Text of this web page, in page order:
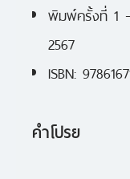
พิมพ์ครั้งที่ 1
2567
ISBN:
คำโปรย